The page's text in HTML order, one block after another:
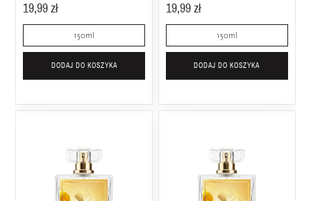
19,99 zł
150ml
DODAJ DO KOSZYKA
19,99 zł
150ml
DODAJ DO KOSZYKA